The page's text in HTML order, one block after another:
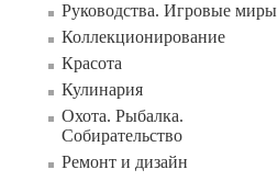
Руководства. Игровые миры
Коллекционирование
Красота
Кулинария
Охота. Рыбалка.
Собирательство
Ремонт и дизайн